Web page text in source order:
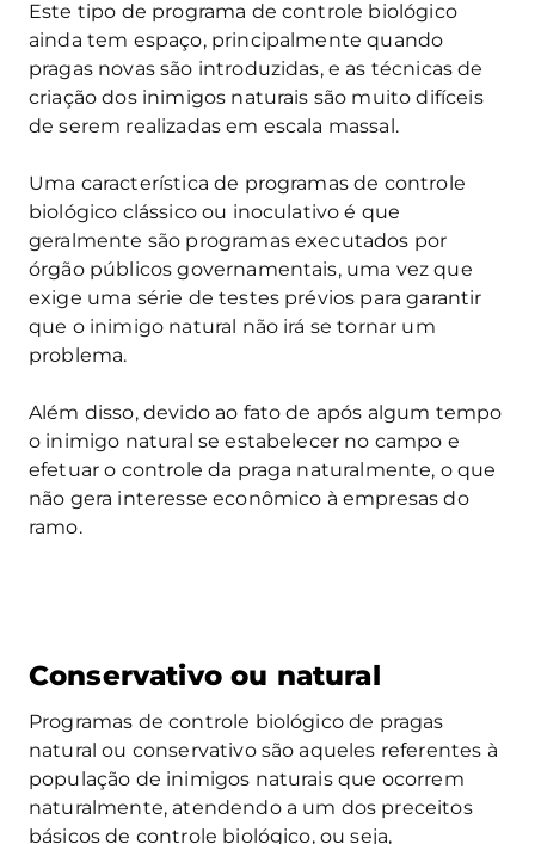
Este tipo de programa de controle biológico
ainda tem espaço, principalmente quando
pragas novas são introduzidas, e as técnicas de
criação dos inimigos naturais são muito difíceis
de serem realizadas em escala massal.
Uma característica de programas de controle
biológico clássico ou inoculativo é que
geralmente são programas executados por
órgão públicos governamentais, uma vez que
exige uma série de testes prévios para garantir
que o inimigo natural não irá se tornar um
problema.
Além disso, devido ao fato de após algum tempo
o inimigo natural se estabelecer no campo e
efetuar o controle da praga naturalmente, o que
não gera interesse econômico à empresas do
ramo.
Conservativo ou natural
Programas de controle biológico de pragas
natural ou conservativo são aqueles referentes à
população de inimigos naturais que ocorrem
naturalmente, atendendo a um dos preceitos
básicos de controle biológico, ou seja,